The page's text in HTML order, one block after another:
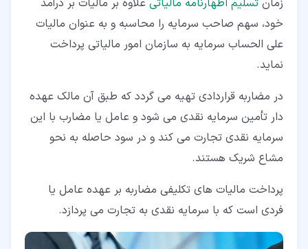
خود، سهم صاحب سرمایه را محاسبه و به عنوان مالیات
علی الحساب سرمایه به سازمان امور مالیاتی پرداخت
نماید.
در مضاربه قراردادی تهیه می گردد که طبق آن مالک عهده
دار تأمین سرمایه نقدی می شود و عامل یا مضارب با این
سرمایه نقدی تجارت می کند و در سود حاصله به نحو
مشاع شریک هستند.
پرداخت مالیات های تکلیفی مضاربه بر عهده عامل یا
فردی است که با سرمایه نقدی به تجارت می پردازد.